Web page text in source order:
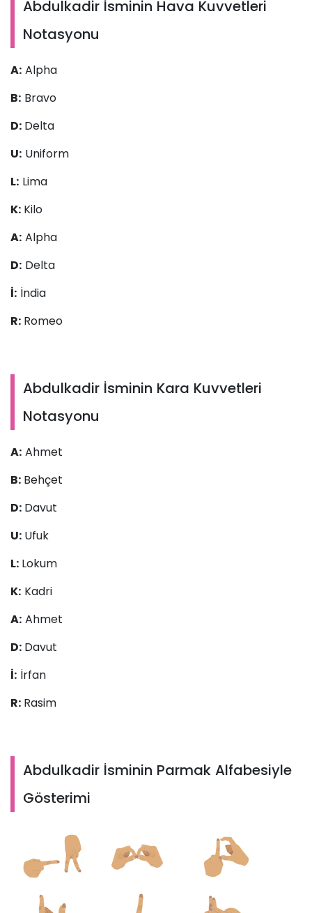
Abdulkadir İsminin Hava Kuvvetleri
Notasyonu
A: Alpha
B: Bravo
D: Delta
U: Uniform
L: Lima
K: Kilo
A: Alpha
D: Delta
İ: İndia
R: Romeo
Abdulkadir İsminin Kara Kuvvetleri
Notasyonu
A: Ahmet
B: Behçet
D: Davut
U: Ufuk
L: Lokum
K: Kadri
A: Ahmet
D: Davut
İ: İrfan
R: Rasim
Abdulkadir İsminin Parmak Alfabesiyle
Gösterimi